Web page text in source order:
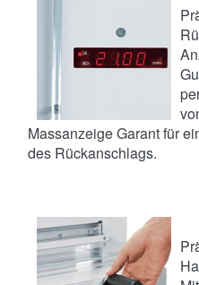
Massanzeige Garant für
des Rückanschlags.